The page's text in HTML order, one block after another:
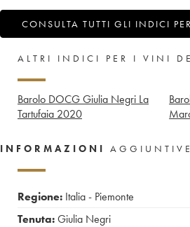
CONSULTA TUTTI GLI INDICI
ALTRI INDICI PER I VINI
Barolo DOCG Giulia Negri La
Tartufaia 2020
INFORMAZIONI AGGIUNTIVE
Regione: Italia - Piemonte
Tenuta:Giulia Negri